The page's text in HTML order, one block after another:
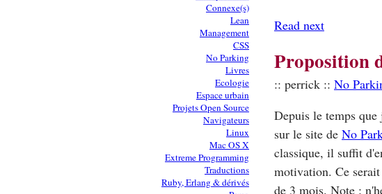
Connexe(s)
Lean
Management
CSS
No Parking
Livres
Ecologie
Espace urbain
Projets Open Source
Navigateurs
Linux
Mac OS X
Extreme Programming
Traductions
Ruby, Erlang & dérivés
Read next
Proposition
:: perrick :: No
Depuis le temps
sur le site de No
classique, il suffit
motivation. Ce
de 3 mois. Note :